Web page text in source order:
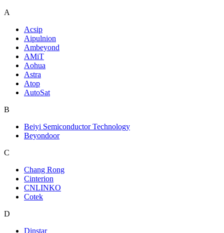
A
Acsip
Aipulnion
Ambeyond
AMiT
Aohua
Astra
Atop
AutoSat
B
Beiyi Semiconductor Technology
Beyondoor
C
Chang Rong
Cinterion
CNLINKO
Cotek
D
Dinstar